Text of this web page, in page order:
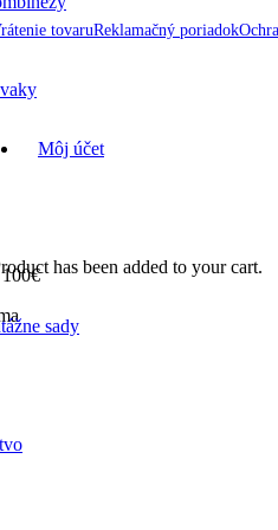
tovaruReklamačný poriadok
Môj účet
has been added to your cart.
sady